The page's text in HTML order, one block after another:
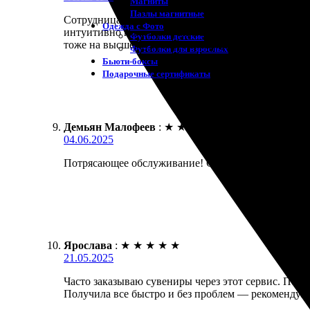
Пазлы магнитные
Одежда с Фото
Футболки детские
Футболки для взрослых
Бьюти-боксы
Подарочные сертификаты
Сотрудница очень быстро обработала мой заказ.
интуитивно понятным. На всех этапах меня
тоже на высшем уровне. Рекомендую попробовать!
Демьян Малофеев : ★ ★
04.06.2025
Потрясающее обслуживание! Сделал заказ на
Ярослава : ★ ★ ★ ★ ★
21.05.2025
Часто заказываю сувениры через этот сервис.
Получила все быстро и без проблем — рекомендую